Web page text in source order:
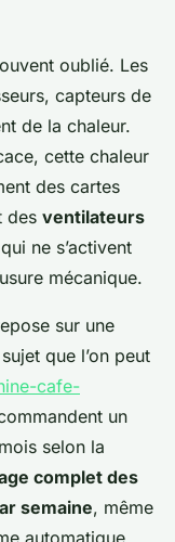
oublié. Les
capteurs de
de la chaleur.
cette chaleur
des cartes
des ventilateurs
ne s’activent
mécanique.
sur une
que l’on peut
cafe-
un
selon la
complet des
semaine, même